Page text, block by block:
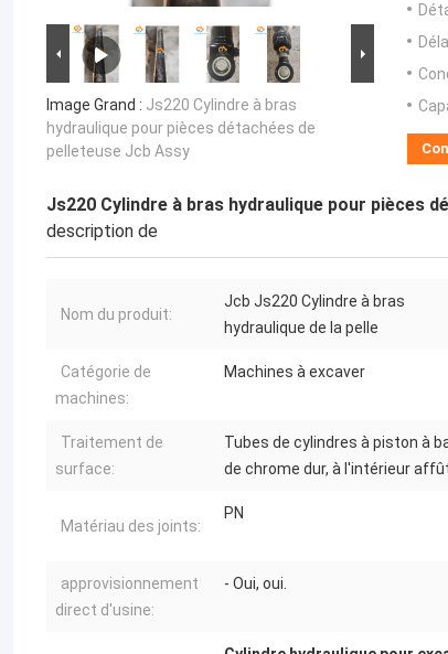
Image Grand : Js220 Cylindre à bras
hydraulique pour pièces détachées de
pelleteuse Jcb Assy
Js220 Cylindre à bras hydraulique pour pièces
description de
Nom du produit:
Jcb Js220 Cylindre à bras
hydraulique de la pelle
Catégorie de
machines:
Machines à excaver
Traitement de
surface:
Tubes de cylindres à piston à
de chrome dur, à l'intérieur
Matériau des joints:
PN
approvisionnement
direct d'usine:
- Oui, oui.